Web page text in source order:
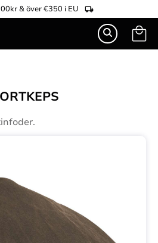
& över €350 i EU